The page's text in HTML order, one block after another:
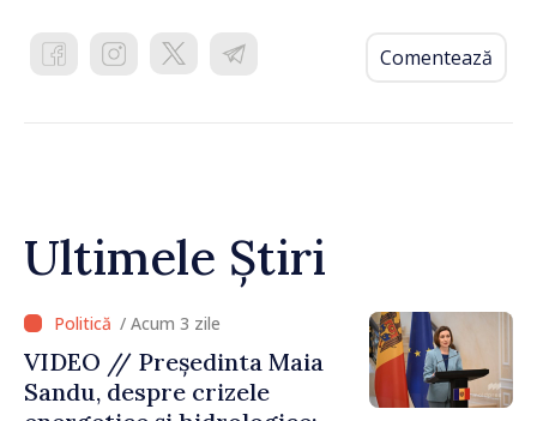
Comentează
Ultimele Știri
/ Acum 3 zile
VIDEO // Președinta Maia
Sandu, despre crizele